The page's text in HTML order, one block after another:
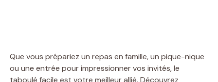
Que vous prépariez un repas en famille, un pique-nique
ou une entrée pour impressionner vos invités, le
taboulé facile est votre meilleur allié. Découvrez